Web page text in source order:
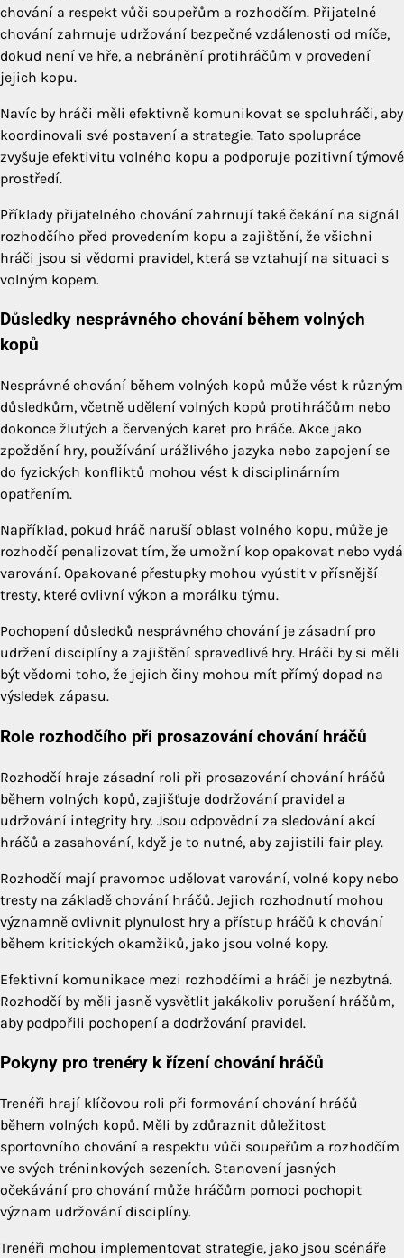
chování a respekt vůči soupeřům a rozhodčím. Přijatelné
chování zahrnuje udržování bezpečné vzdálenosti od míče,
dokud není ve hře, a nebránění protihráčům v provedení
jejich kopu.
Navíc by hráči měli efektivně komunikovat se spoluhráči, aby
koordinovali své postavení a strategie. Tato spolupráce
zvyšuje efektivitu volného kopu a podporuje pozitivní týmové
prostředí.
Příklady přijatelného chování zahrnují také čekání na signál
rozhodčího před provedením kopu a zajištění, že všichni
hráči jsou si vědomi pravidel, která se vztahují na situaci s
volným kopem.
Důsledky nesprávného chování během volných
kopů
Nesprávné chování během volných kopů může vést k různým
důsledkům, včetně udělení volných kopů protihráčům nebo
dokonce žlutých a červených karet pro hráče. Akce jako
zpoždění hry, používání urážlivého jazyka nebo zapojení se
do fyzických konfliktů mohou vést k disciplinárním
opatřením.
Například, pokud hráč naruší oblast volného kopu, může je
rozhodčí penalizovat tím, že umožní kop opakovat nebo vydá
varování. Opakované přestupky mohou vyústit v přísnější
tresty, které ovlivní výkon a morálku týmu.
Pochopení důsledků nesprávného chování je zásadní pro
udržení disciplíny a zajištění spravedlivé hry. Hráči by si měli
být vědomi toho, že jejich činy mohou mít přímý dopad na
výsledek zápasu.
Role rozhodčího při prosazování chování hráčů
Rozhodčí hraje zásadní roli při prosazování chování hráčů
během volných kopů, zajišťuje dodržování pravidel a
udržování integrity hry. Jsou odpovědní za sledování akcí
hráčů a zasahování, když je to nutné, aby zajistili fair play.
Rozhodčí mají pravomoc udělovat varování, volné kopy nebo
tresty na základě chování hráčů. Jejich rozhodnutí mohou
významně ovlivnit plynulost hry a přístup hráčů k chování
během kritických okamžiků, jako jsou volné kopy.
Efektivní komunikace mezi rozhodčími a hráči je nezbytná.
Rozhodčí by měli jasně vysvětlit jakákoliv porušení hráčům,
aby podpořili pochopení a dodržování pravidel.
Pokyny pro trenéry k řízení chování hráčů
Trenéři hrají klíčovou roli při formování chování hráčů
během volných kopů. Měli by zdůraznit důležitost
sportovního chování a respektu vůči soupeřům a rozhodčím
ve svých tréninkových sezeních. Stanovení jasných
očekávání pro chování může hráčům pomoci pochopit
význam udržování disciplíny.
Trenéři mohou implementovat strategie, jako jsou scénáře